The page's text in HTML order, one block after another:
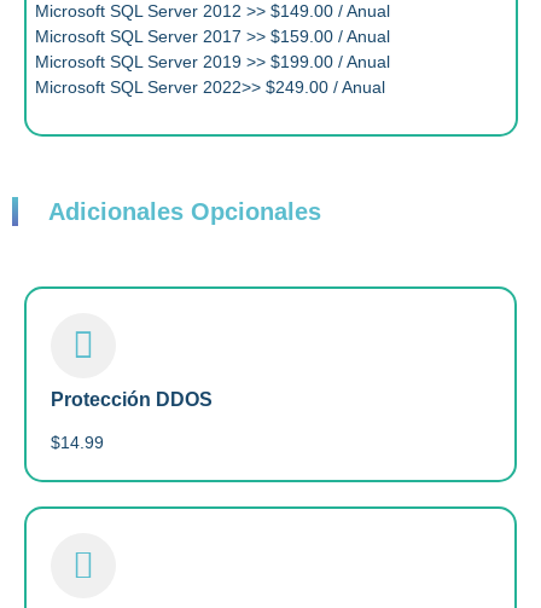
Microsoft SQL Server 2012 >> $149.00 / Anual
Microsoft SQL Server 2017 >> $159.00 / Anual
Microsoft SQL Server 2019 >> $199.00 / Anual
Microsoft SQL Server 2022>> $249.00 / Anual
Adicionales Opcionales
Protección DDOS
$14.99